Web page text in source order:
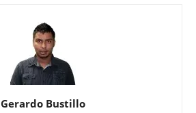
Gerardo Bustillo